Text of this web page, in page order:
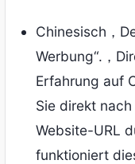
Chinesisch，
Werbung“.，
Erfahrung auf
Sie direkt
Website-URL
funktioniert